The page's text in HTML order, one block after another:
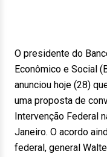
O presidente do
Econômico e Social
anunciou hoje (28)
uma proposta de
Intervenção Federal
Janeiro. O acordo
federal, general